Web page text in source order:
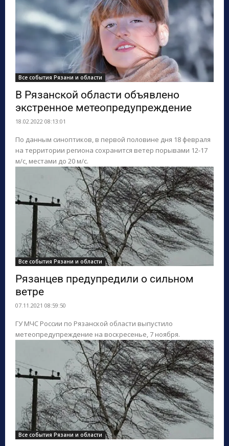
Все события Рязани и области
В Рязанской области объявлено
экстренное метеопредупреждение
18.02.2022 08:13:01
По данным синоптиков, в первой половине дня 18 февраля
на территории региона сохранится ветер порывами 12-17
м/с, местами до 20 м/с.
Все события Рязани и области
Рязанцев предупредили о сильном
ветре
07.11.2021 08:59:50
ГУ МЧС России по Рязанской области выпустило
метеопредупреждение на воскресенье, 7 ноября.
Все события Рязани и области